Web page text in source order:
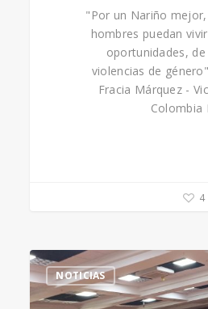
"Por un Nariño
hombres puedan
oportunidades,
violencias de
Fracia Márquez -
Colombia
4
NOTICIAS